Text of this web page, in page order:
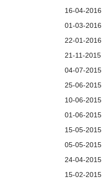
16-04-2016
01-03-2016
22-01-2016
21-11-2015
04-07-2015
25-06-2015
10-06-2015
01-06-2015
15-05-2015
05-05-2015
24-04-2015
15-02-2015